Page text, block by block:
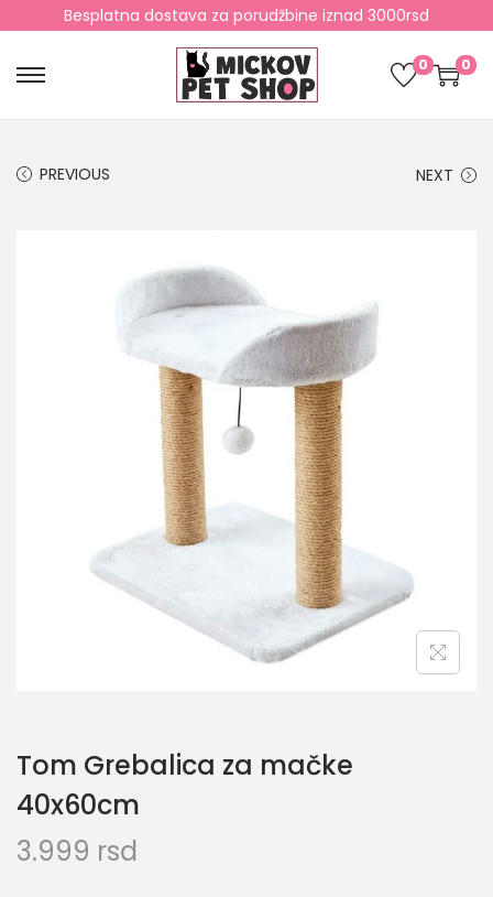
Besplatna dostava za porudžbine iznad 3000rsd
0 0
PREVIOUS NEXT
Tom Grebalica za mačke
40x60cm
3.999 rsd